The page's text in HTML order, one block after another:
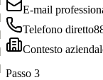
E-mail
Telefono diretto
Contesto
Passo 3